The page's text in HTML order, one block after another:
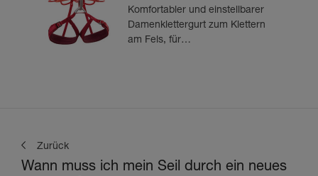
Komfortabler und einstellbarer
Damenklettergurt zum Klettern
am Fels, für
Zurück
Wann muss ich mein Seil durch ein neues